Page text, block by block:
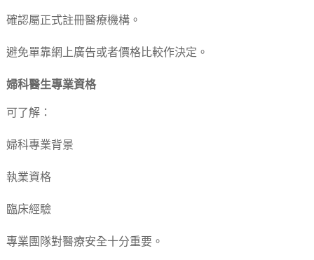
確認屬正式註冊醫療機構。
避免單靠網上廣告或者價格比較作決定。
婦科醫生專業資格
可了解：
婦科專業背景
執業資格
臨床經驗
專業團隊對醫療安全十分重要。